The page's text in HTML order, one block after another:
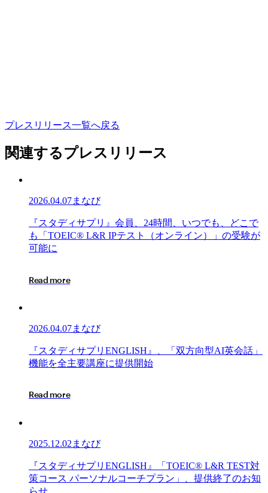
プレ ス リ リ ース一覧へ戻る
関連するプレスリリース
2026.04.07まなび
『ス
タ
デ
プ
員、
24
時
間、
で
で
も
「TOEIC®
L&R
『ス タディサプリ 』 会 員 24時間 いつでも どこ で
も
「 TOEIC® L&R IPテス ト （オンライ ン） 」 の受験が
可能に
Read more
2026.04.07まなび
『ス
タ
サ
ENGLISH』、
「双
方
向
型
『ス タディサプリ ENGLISH 』 「 双方向型AI英会話 」
機能を全主要講座に提供開始
Read more
2025.12.02 まなび
『ス
タ
デ
『ス タディサプリ ENGLISH 』 「 TOEIC® L&R TEST対
策コ ース パーソナルコ ーチプラ ン 」 提供終了のお知
らせ